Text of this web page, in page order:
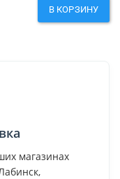
В КОРЗИНУ
магазинах